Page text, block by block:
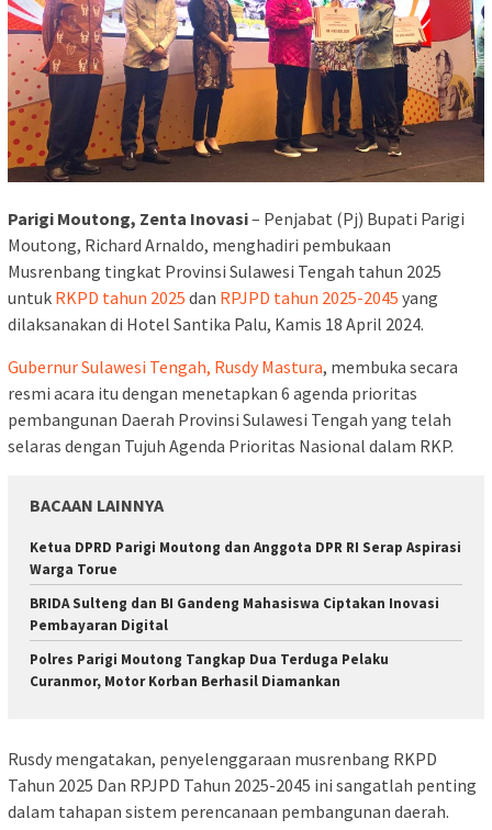
Parigi Moutong, Zenta Inovasi– Penjabat (Pj) Bupati Parigi
Moutong, Richard Arnaldo, menghadiri pembukaan
Musrenbang tingkat Provinsi Sulawesi Tengah tahun 2025
untuk RKPD tahun 2025 dan RPJPD tahun 2025-2045 yang
dilaksanakan di Hotel Santika Palu, Kamis 18 April 2024.
Gubernur Sulawesi Tengah, Rusdy Mastura, membuka secara
resmi acara itu dengan menetapkan 6 agenda prioritas
pembangunan Daerah Provinsi Sulawesi Tengah yang telah
selaras dengan Tujuh Agenda Prioritas Nasional dalam RKP.
BACAAN LAINNYA
‎Ketua DPRD Parigi Moutong dan Anggota DPR RI Serap Aspirasi
Warga Torue
BRIDA Sulteng dan BI Gandeng Mahasiswa Ciptakan Inovasi
Pembayaran Digital
Polres Parigi Moutong Tangkap Dua Terduga Pelaku
Curanmor, Motor Korban Berhasil Diamankan
Rusdy mengatakan, penyelenggaraan musrenbang RKPD
Tahun 2025 Dan RPJPD Tahun 2025-2045 ini sangatlah penting
dalam tahapan sistem perencanaan pembangunan daerah.